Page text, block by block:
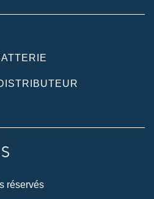
réservés